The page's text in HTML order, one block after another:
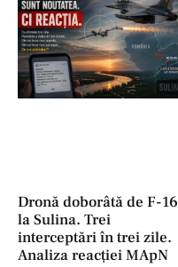
Dronă doborâtă de F-16
la Sulina. Trei
interceptări în trei zile.
Analiza reacției MApN